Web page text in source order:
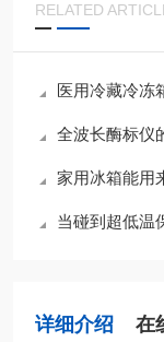
RELATED
医用冷藏冷冻
全波长酶标仪
家用冰箱能用
当碰到超低温
详细介绍 在